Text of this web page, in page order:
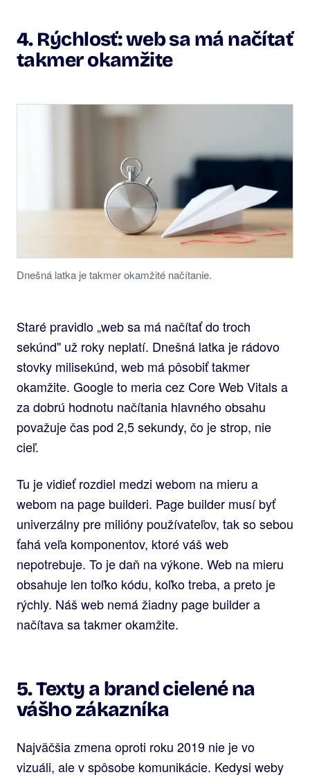
4. Rýchlosť: web sa má načítať
takmer okamžite
Dnešná latka je takmer okamžité načítanie.
Staré pravidlo „web sa má načítať do troch
sekúnd" už roky neplatí. Dnešná latka je rádovo
stovky milisekúnd, web má pôsobiť takmer
okamžite. Google to meria cez Core Web Vitals a
za dobrú hodnotu načítania hlavného obsahu
považuje čas pod 2,5 sekundy, čo je strop, nie
cieľ.
Tu je vidieť rozdiel medzi webom na mieru a
webom na page builderi. Page builder musí byť
univerzálny pre milióny používateľov, tak so sebou
ťahá veľa komponentov, ktoré váš web
nepotrebuje. To je daň na výkone. Web na mieru
obsahuje len toľko kódu, koľko treba, a preto je
rýchly. Náš web nemá žiadny page builder a
načítava sa takmer okamžite.
5. Texty a brand cielené na
vášho zákazníka
Najväčšia zmena oproti roku 2019 nie je vo
vizuáli, ale v spôsobe komunikácie. Kedysi weby